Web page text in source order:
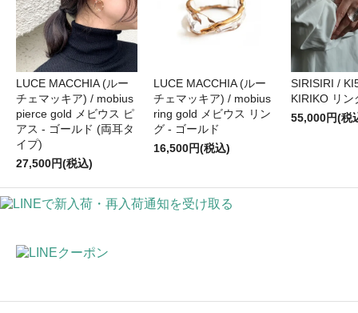
LUCE MACCHIA (ルー
チェマッキア) / mobius
pierce gold メビウス ピ
アス - ゴールド (両耳タ
イプ)
27,500円(税込)
LUCE MACCHIA (ルー
チェマッキア) / mobius
ring gold メビウス リン
グ - ゴールド
16,500円(税込)
SIRISIRI /
KIRIKO リン
55,000円(税